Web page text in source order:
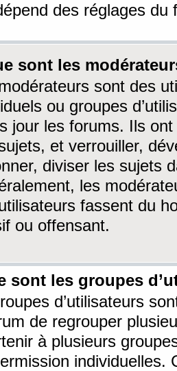
des réglages du
sont les
sont des
ou groupes
jour les forums. Ils ont
et verrouiller,
diviser les sujets
les
fassent du
ou offensant.
sont les groupes
d’utilisateurs
de regrouper
à plusieurs
individuelles.